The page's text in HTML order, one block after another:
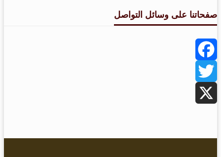
صفحاتنا على وسائل التواصل
Facebook
Twitter